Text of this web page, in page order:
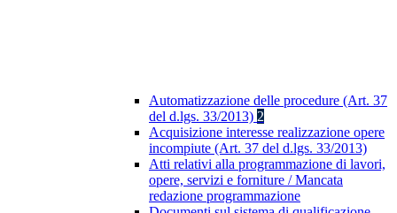
Automatizzazione delle procedure (Art. 37
del d.lgs. 33/2013) 2
Acquisizione interesse realizzazione opere
incompiute (Art. 37 del d.lgs. 33/2013)
Atti relativi alla programmazione di lavori,
opere, servizi e forniture / Mancata
redazione programmazione